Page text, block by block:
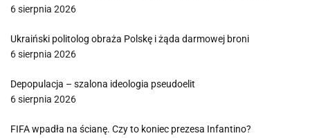
6 sierpnia 2026
Ukraiński politolog obraża Polskę i żąda darmowej broni
6 sierpnia 2026
Depopulacja – szalona ideologia pseudoelit
6 sierpnia 2026
FIFA wpadła na ścianę. Czy to koniec prezesa Infantino?